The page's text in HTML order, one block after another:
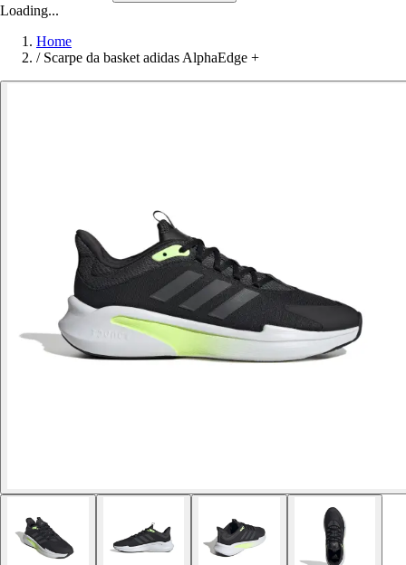
Loading...
Home
/ Scarpe da basket adidas AlphaEdge +